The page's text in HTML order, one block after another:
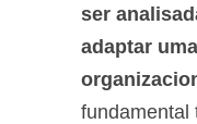
ser
adaptar
fundamental